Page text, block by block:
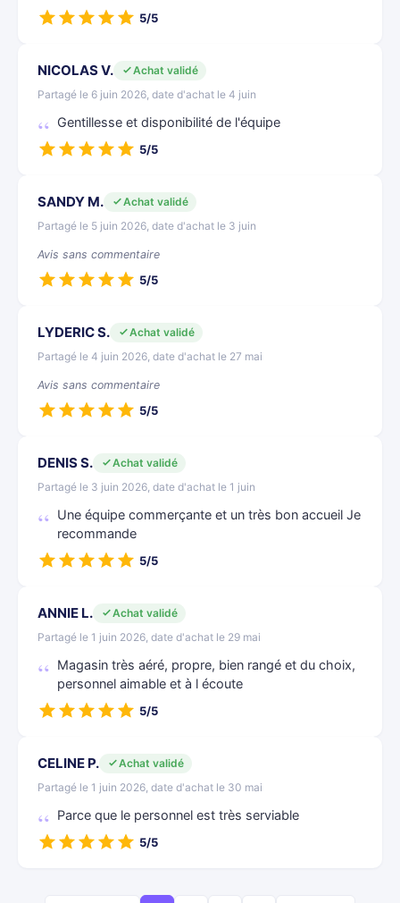
5/5
NICOLAS V.
Achat validé
Partagé le 6 juin 2026, date d'achat le 4 juin
Gentillesse et disponibilité de l'équipe
5/5
SANDY M.
Achat validé
Partagé le 5 juin 2026, date d'achat le 3 juin
Avis sans commentaire
5/5
LYDERIC S.
Achat validé
Partagé le 4 juin 2026, date d'achat le 27 mai
Avis sans commentaire
5/5
DENIS S.
Achat validé
Partagé le 3 juin 2026, date d'achat le 1 juin
Une équipe commerçante et un très bon accueil Je
recommande
5/5
ANNIE L.
Achat validé
Partagé le 1 juin 2026, date d'achat le 29 mai
Magasin très aéré, propre, bien rangé et du choix,
personnel aimable et à l écoute
5/5
CELINE P.
Achat validé
Partagé le 1 juin 2026, date d'achat le 30 mai
Parce que le personnel est très serviable
5/5